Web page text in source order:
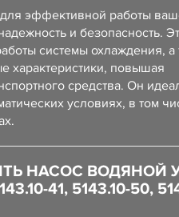
эффективной работы
и безопасность.
системы охлаждения, а
характеристики, повышая
средства. Он
условиях, в том
НАСОС ВОДЯНОЙ
41, 5143.10-50,